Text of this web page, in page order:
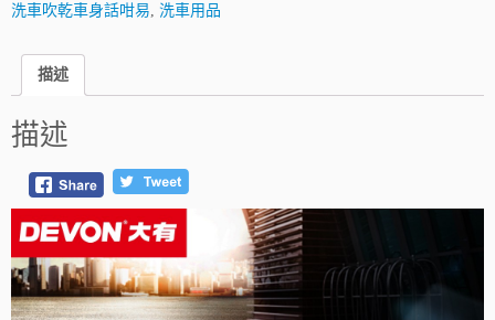
洗車吹乾車身話咁易
洗車用品
描述
描述